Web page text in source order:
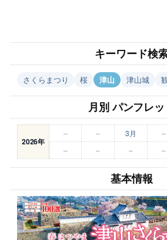
キーワード検
さくらまつり 桜 津山 津山城
月別 パンフレッ
2026年
– – 3月 –
–
– – –
基本情報